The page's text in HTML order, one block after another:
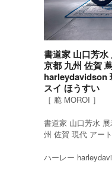
書道家 山口芳水
京都 九州 佐賀
harleydavidson
スイ ほうすい
［ 脆 MOROI ］
書道家 山口芳水
州 佐賀 現代 アー
ハーレー